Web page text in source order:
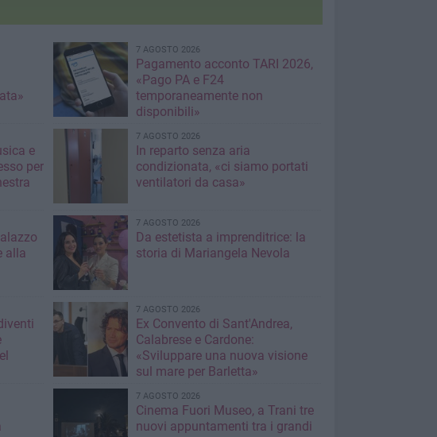
7 AGOSTO 2026
Pagamento acconto TARI 2026,
«Pago PA e F24
temporaneamente non
disponibili»
e
per
7 AGOSTO 2026
In reparto senza aria
condizionata, «ci siamo portati
ventilatori da casa»
alla
7 AGOSTO 2026
Da estetista a imprenditrice: la
storia di Mariangela Nevola
7 AGOSTO 2026
Ex Convento di Sant'Andrea,
Calabrese e Cardone:
«Sviluppare una nuova visione
sul mare per Barletta»
7 AGOSTO 2026
Cinema Fuori Museo, a Trani tre
nuovi appuntamenti tra i grandi